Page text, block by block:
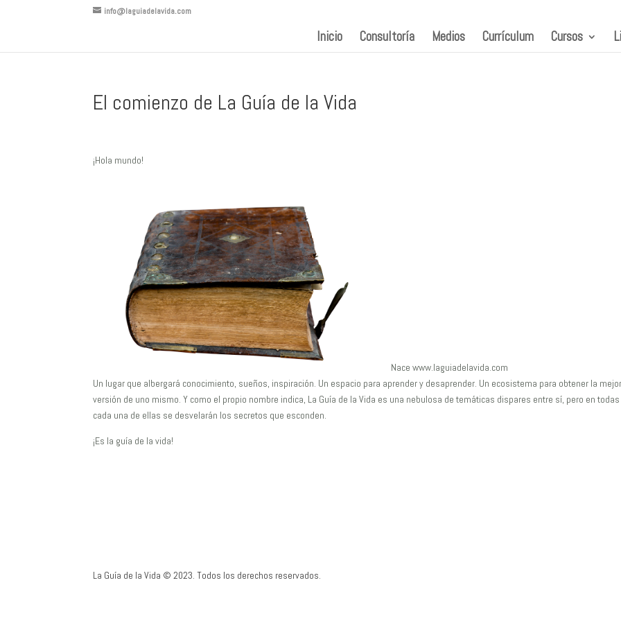
info@laguiadelavida.com
Inicio Consultoría Medios Currículum Cursos
El comienzo de La Guía de la Vida
¡Hola mundo!
Nace www.laguiadelavida.com
Un lugar que albergará conocimiento, sueños, inspiración. Un espacio para aprender y desaprender. Un ecosistema para obtener la
versión de uno mismo.Y como el propio nombre indica, La Guía de la Vida es una nebulosa de temáticas dispares entre sí, pero en
cada una de ellas se desvelarán los secretos que esconden.
¡Es la guía de la vida!
La Guía de la Vida © 2023. Todos los derechos reservados.